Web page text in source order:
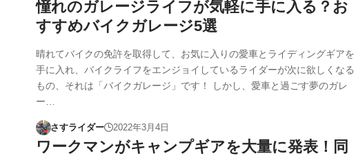
憧れのガレージライフが気軽に手に入る？お
すすめバイクガレージ5選
晴れてバイクの免許を取得して、お気に入りの愛車とライディングギアを
手に入れ、バイクライフをエンジョイしているライダーが次に欲しくなる
もの、それは「バイクガレージ」です！ しかし、愛車と過ごす夢のガレ
ー…
さすライダー 2022年3月4日
ワークマンがキャンプギアを大量に発表！同